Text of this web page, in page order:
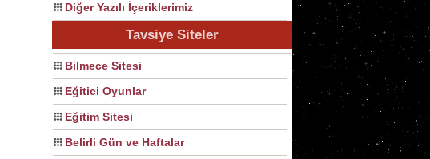
Diğer Yazılı İçeriklerimiz
Tavsiye Siteler
Bilmece Sitesi
Eğitici Oyunlar
Eğitim Sitesi
Belirli Gün ve Haftalar